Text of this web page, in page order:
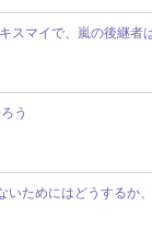
スマイで、嵐の後継者
う
いためにはどうするか